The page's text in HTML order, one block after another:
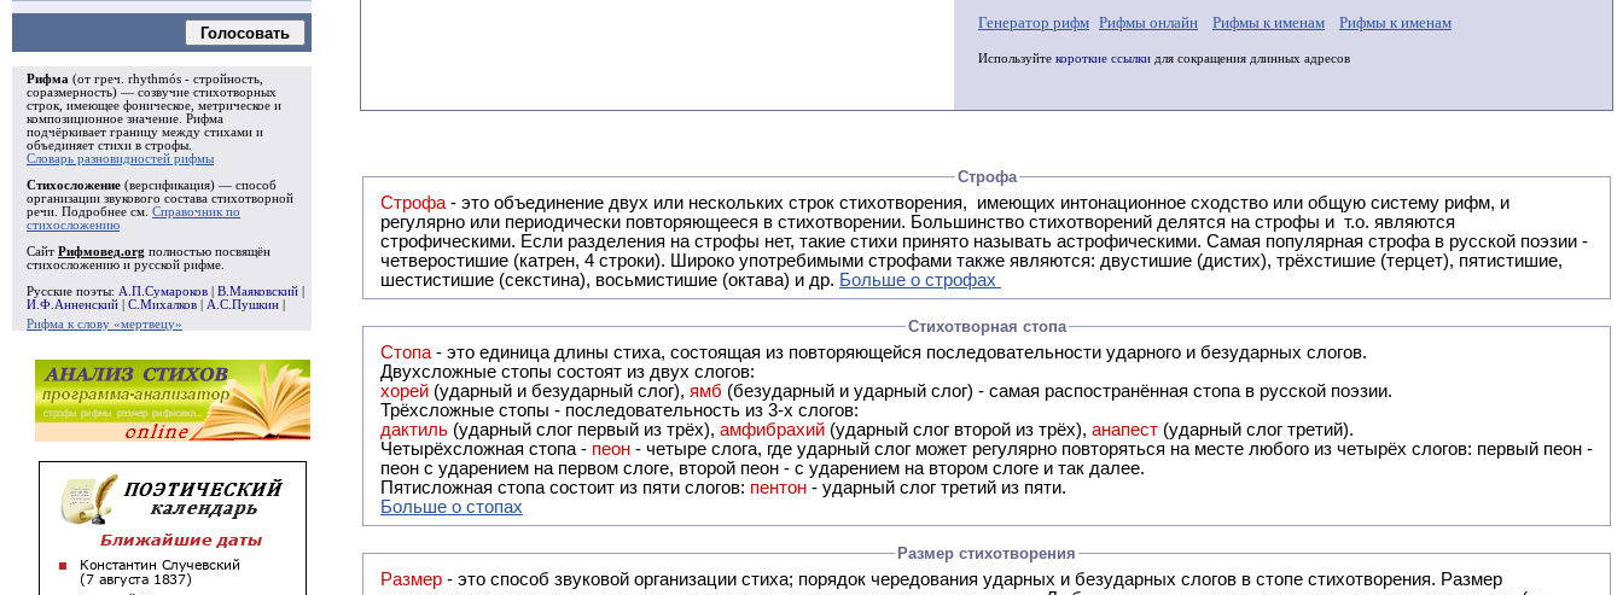
Голосовать
Рифма (от греч. rhythmós - стройность,
соразмерность) — созвучие стихотворных
строк, имеющее фоническое, метрическое и
композиционное значение. Рифма
подчёркивает границу между стихами и
объединяет стихи в строфы
Словарь разновидностей рифмы
Стихосложение (версификация) — способ
организации звукового состава стихотворной
речи. Подробнее см. Справочник по
стихосложению
Сайт Рифмовед.org полностью посвящён
стихосложению и русской рифме.
Русские поэты: А.П.Сумароков В.Маяковский
И.Ф.Анненский
С.Михалков А.С.Пушкин
Рифма к слову «мертвецу»
Генератор рифм Рифмы онлайн Рифмы к именам Рифмы к именам
Используйте короткие ссылки для сокращения длинных адресов
Строфа
Строфа - это объединение двух или нескольких строк стихотворения, имеющих интонационное сходство или общую систему рифм, и
регулярно или периодически повторяющееся в стихотворении. Большинство стихотворений делятся на строфы и т.о. являются
строфическими. Если разделения на строфы нет, такие стихи принято называть астрофическими. Самая популярная строфа в русской поэзии -
четверостишие (катрен, 4 строки). Широко употребимыми строфами также являются: двустишие (дистих), трёхстишие (терцет), пятистишие,
шестистишие (секстина), восьмистишие (октава) и др. Больше о строфах
Стихотворная стопа
Стопа - это единица длины стиха, состоящая из повторяющейся последовательности ударного и безударных слогов.
Двухсложные стопы состоят из двух слогов:
хорей (ударный и безударный слог), ямб (безударный и ударный слог) - самая распостранённая стопа в русской поэзии.
Трёхсложные стопы - последовательность из 3-х слогов:
дактиль (ударный слог первый из трёх), амфибрахий (ударный слог второй из трёх), анапест (ударный слог третий).
Четырёхсложная стопа - пеон - четыре слога, где ударный слог может регулярно повторяться на месте любого из четырёх слогов: первый пеон -
пеон с ударением на первом слоге, второй пеон - с ударением на втором слоге и так далее.
Пятисложная стопа состоит из пяти слогов: пентон - ударный слог третий из пяти.
Больше о стопах
Размер стихотворения
Размер - это способ звуковой организации стиха; порядок чередования ударных и безударных слогов в стопе стихотворения. Размер